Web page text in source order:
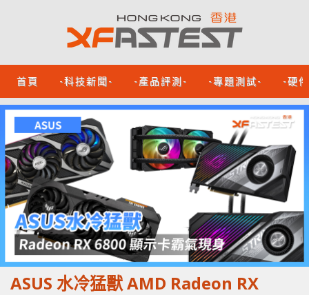
首頁 -科技新聞- -產品評測- -專題測試- -硬
ASUS 水冷猛獸 AMD Radeon RX